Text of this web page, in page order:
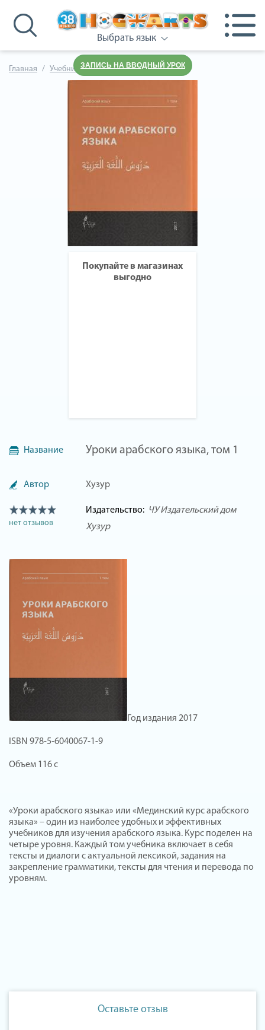
Выбрать язык
ЗАПИСЬ НА ВВОДНЫЙ УРОК
Главная Учебники
Покупайте в магазинах
выгодно
Название Уроки арабского языка, том 1
Автор Хузур
нет отзывов
Издательство: ЧУ Издательский дом
Хузур
Год издания 2017
ISBN 978-5-6040067-1-9
Объем 116 с
«Уроки арабского языка» или «Мединский курс арабского
языка» – один из наиболее удобных и эффективных
учебников для изучения арабского языка. Курс поделен на
четыре уровня. Каждый том учебника включает в себя
тексты и диалоги с актуальной лексикой, задания на
закрепление грамматики, тексты для чтения и перевода по
уровням.
Оставьте отзыв